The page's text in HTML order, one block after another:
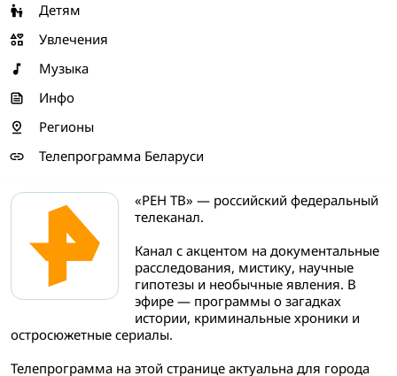
Детям
Увлечения
Музыка
Инфо
Регионы
Телепрограмма Беларуси
«РЕН ТВ» — российский федеральный
телеканал.
Канал с акцентом на документальные
расследования, мистику, научные
гипотезы и необычные явления. В
эфире — программы о загадках
истории, криминальные хроники и
остросюжетные сериалы.
Телепрограмма на этой странице актуальна для города